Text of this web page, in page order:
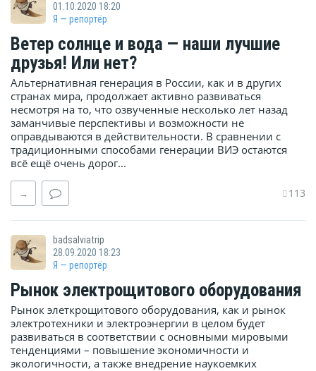
01.10.2020 18:20
Я — репортёр
Ветер солнце и вода — наши лучшие
друзья! Или нет?
Альтернативная генерация в России, как и в других
странах мира, продолжает активно развиваться
несмотря на то, что озвученные несколько лет назад
заманчивые перспективы и возможности не
оправдываются в действительности. В сравнении с
традиционными способами генерации ВИЭ остаются
всё ещё очень дорог...
→ 113
badsalviatrip
28.09.2020 18:23
Я — репортёр
Рынок электрощитового оборудования
Рынок элеткрощитового оборудования, как и рынок
электротехники и электроэнергии в целом будет
развиваться в соответствии с основными мировыми
тенденциями – повышение экономичности и
экологичности, а также внедрение наукоемких